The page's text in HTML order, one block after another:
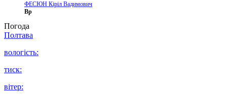
ФЕСЮН Кіріл Вадимович
Вр
Погода
Полтава
вологість:
тиск:
вітер: